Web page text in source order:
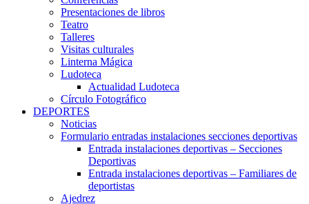
Presentaciones de libros
Teatro
Talleres
Visitas culturales
Linterna Mágica
Ludoteca
Actualidad Ludoteca
Círculo Fotográfico
DEPORTES
Noticias
Formulario entradas instalaciones secciones deportivas
Entrada instalaciones deportivas – Secciones
Deportivas
Entrada instalaciones deportivas – Familiares de
deportistas
Ajedrez